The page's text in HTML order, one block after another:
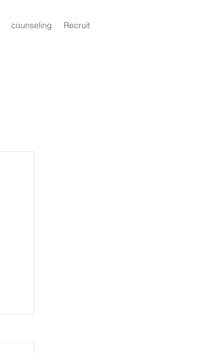
counseling Recruit